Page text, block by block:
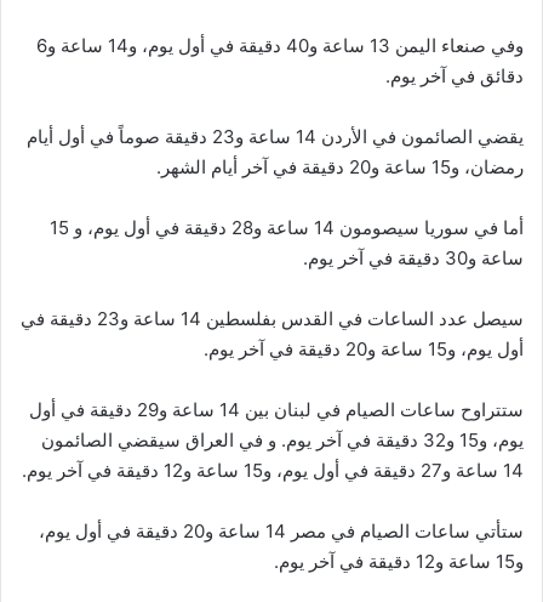
وفي صنعاء اليمن 13 ساعة و40 دقيقة في أول يوم، و14 ساعة و6
دقائق في آخر يوم.
يقضي الصائمون في الأردن 14 ساعة و23 دقيقة صوماً في أول أيام
رمضان، و15 ساعة و20 دقيقة في آخر أيام الشهر.
أما في سوريا سيصومون 14 ساعة و28 دقيقة في أول يوم، و 15
ساعة و30 دقيقة في آخر يوم.
سيصل عدد الساعات في القدس بفلسطين 14 ساعة و23 دقيقة في
أول يوم، و15 ساعة و20 دقيقة في آخر يوم.
ستتراوح ساعات الصيام في لبنان بين 14 ساعة و29 دقيقة في أول
يوم، و15 و32 دقيقة في آخر يوم. و في العراق سيقضي الصائمون
14 ساعة و27 دقيقة في أول يوم، و15 ساعة و12 دقيقة في آخر يوم.
ستأتي ساعات الصيام في مصر 14 ساعة و20 دقيقة في أول يوم،
و15 ساعة و12 دقيقة في آخر يوم.